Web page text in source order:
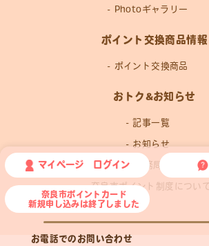
Photoギャラリー
ポイント交換商品情報
ポイント交換商品
おトク&お知らせ
記事一覧
お知らせ
運営事務局news
奈良市ポイント制度について
マイページ ログイン
奈良市ポイントカード
新規申し込みは終了しました
お電話でのお問い合わせ